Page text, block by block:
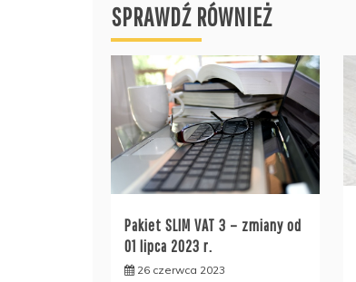
SPRAWDŹ RÓWNIEŻ
Pakiet SLIM VAT 3 – zmiany od
01 lipca 2023 r.
26 czerwca 2023